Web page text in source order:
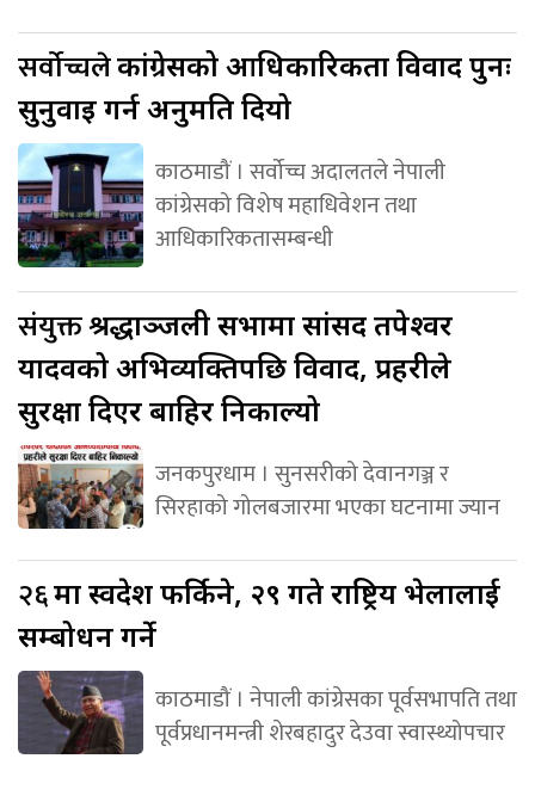
सर्वोच्चलेकांग्रेसको आधिकारिकता विवाद पुनः
सुनुवाइ गर्न अनुमति दियो
काठमाडौं । सर्वोच्च अदालतले नेपाली
कांग्रेसको विशेष महाधिवेशन तथा
आधिकारिकतासम्बन्धी
संयुक्तश्रद्धाञ्जली सभामा सांसद तपेश्वर
यादवको अभिव्यक्तिपछि विवाद, प्रहरीले
सुरक्षा दिएर बाहिर निकाल्यो
जनकपुरधाम । सुनसरीको देवानगञ्ज र
सिरहाको गोलबजारमा भएका घटनामा ज्यान
२६मा स्वदेश फर्किने, २९ गते राष्ट्रिय भेलालाई
सम्बोधन गर्ने
काठमाडौं । नेपाली कांग्रेसका पूर्वसभापति तथा
पूर्वप्रधानमन्त्री शेरबहादुर देउवा स्वास्थ्योपचार